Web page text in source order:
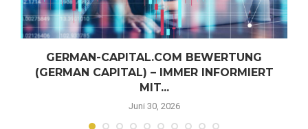
GERMAN-CAPITAL.COM BEWERTUNG
(GERMAN CAPITAL) – IMMER INFORMIERT
MIT...
Juni 30, 2026